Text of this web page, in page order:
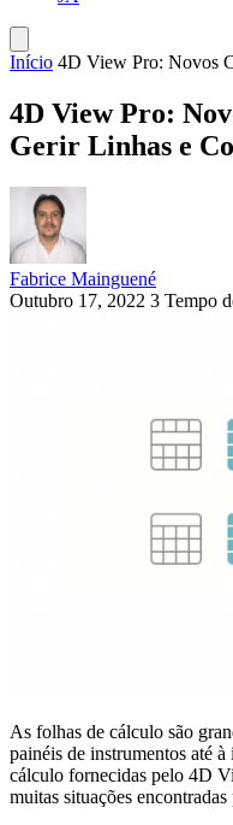
Início 4D View Pro: Novos
4D View Pro:
Gerir Linhas e
Fabrice Mainguené
Outubro 17, 2022 3 Tempo
As folhas de cálculo são
painéis de instrumentos até
cálculo fornecidas pelo 4D
muitas situações